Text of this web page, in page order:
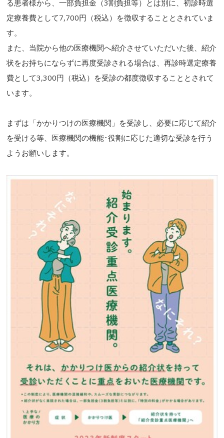
る患者様から、一部負担金（3割負担等）とは別に、初診時選
定療養費として7,700円（税込）を徴収することとされていま
す。
また、当院から他の医療機関へ紹介させていただいた後、紹介
状をお持ちにならずに再度受診される場合は、再診時選定療養
費として3,300円（税込）を受診の都度徴収することとされて
います。
まずは「かかりつけの医療機関」を受診し、必要に応じて紹介
を受ける等、医療機関の機能･役割に応じた適切な受診を行う
ようお願いします。